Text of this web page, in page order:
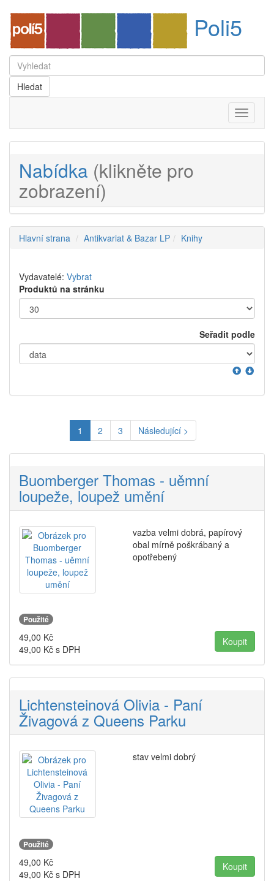
Poli5
Menu
Nabídka (klikněte pro
zobrazení)
Hlavní strana Antikvariat & Bazar LP Knihy
Vydavatelé: Vybrat
Produktů na stránku
Seřadit podle
1 2 3 Následující >
Buomberger Thomas - uěmní
loupeže, loupež umění
vazba velmi dobrá, papírový
obal mírně poškrábaný a
opotřebený
Použité
49,00 Kč
49,00 Kč s DPH
Lichtensteinová Olivia - Paní
Živagová z Queens Parku
stav velmi dobrý
Použité
49,00 Kč
49,00 Kč s DPH